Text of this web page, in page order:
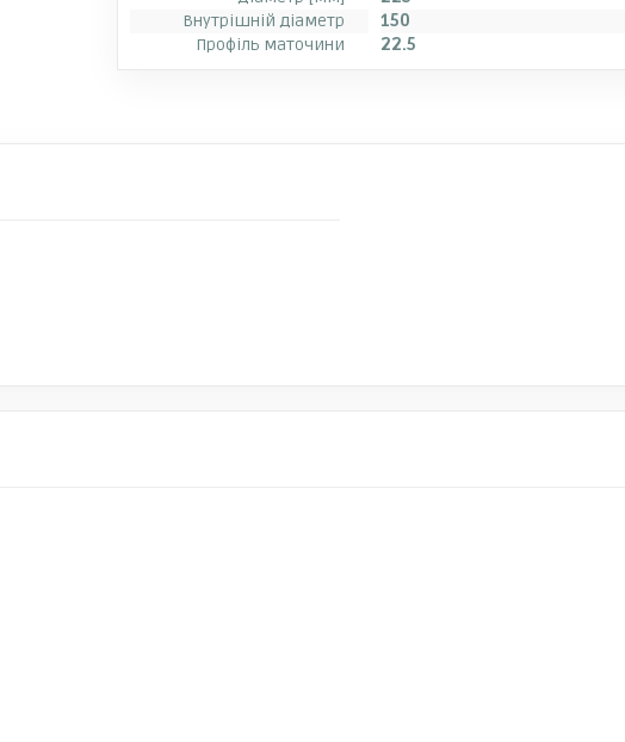
Внутрішній діаметр
150
Профіль маточини
22.5